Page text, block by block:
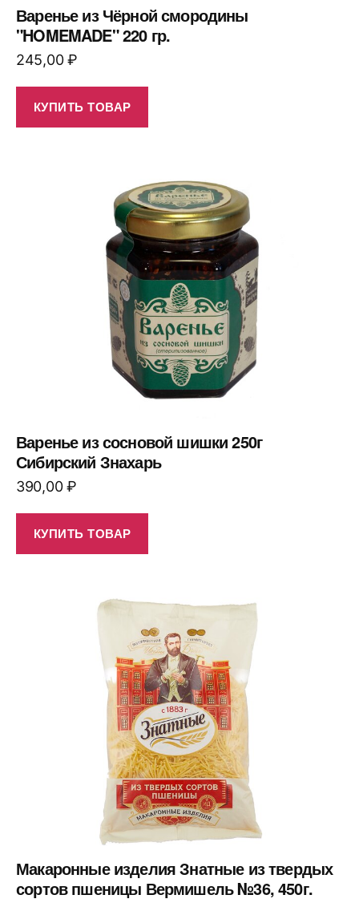
Варенье из Чёрной смородины
"HOMEMADE" 220 гр.
245,00₽
КУПИТЬ ТОВАР
Варенье из сосновой шишки 250г
Сибирский Знахарь
390,00₽
КУПИТЬ ТОВАР
Макаронные изделия Знатные из твердых
сортов пшеницы Вермишель №36, 450г.